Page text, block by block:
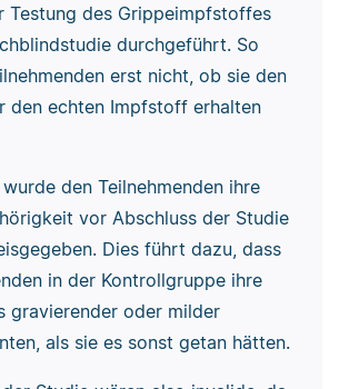
Testung des Grippeimpfstoffes
durchgeführt. So
erst nicht, ob sie den
den echten Impfstoff erhalten
den Teilnehmenden ihre
vor Abschluss der Studie
Dies führt dazu, dass
in der Kontrollgruppe ihre
gravierender oder milder
als sie es sonst getan hätten.